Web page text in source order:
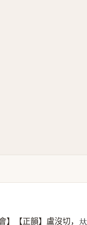
】【正韻】盧沒切，